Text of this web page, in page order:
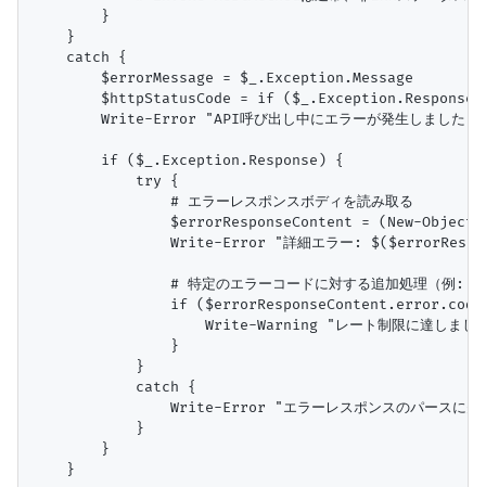
        }
    }
    catch {
        $errorMessage = $_.Exception.Message
$httpStatusCode = if
Write-Error "API呼び出し中にエラーが発生しま
        if ($_.Exception.Response) {
            try {
                # エラーレスポンスボディを読み取る
$errorResponseContent = (New-
Write-Error "詳細エラー:
# 特定のエラーコードに対する追加処理（例:
if
Write-Warning "レート制限に達しました
                }
            }
            catch {
Write-Error "エラーレスポンスのパースに
            }
        }
    }